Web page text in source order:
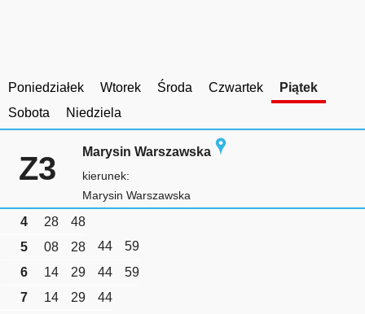
Poniedziałek Wtorek Środa Czwartek
Piątek
Sobota
Niedziela
Z3 Marysin Warszawska
kierunek:
Marysin Warszawska
4 28
48
5
08 28 44
59
6
14 29 44
59
7
14 29
44